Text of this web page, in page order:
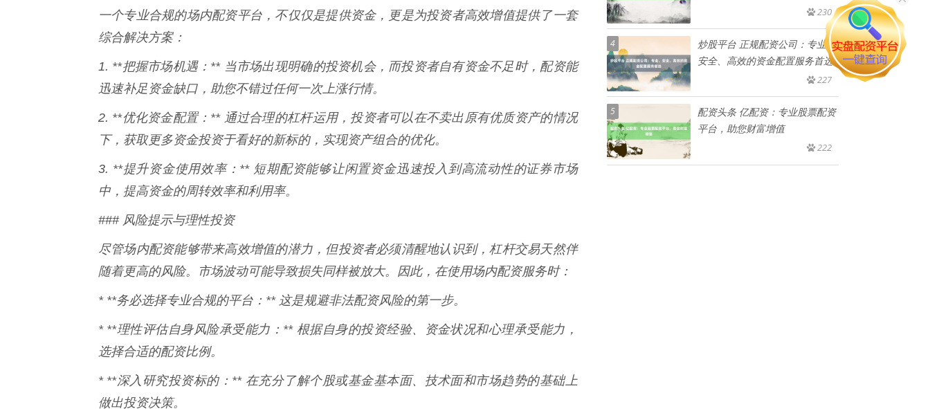
一个专业合规的场内配资平台，不仅仅是提供资金，更是为投资者高效增值提供了一套
综合解决方案：
1. **把握市场机遇：** 当市场出现明确的投资机会，而投资者自有资金不足时，配资能
迅速补足资金缺口，助您不错过任何一次上涨行情。
2. **优化资金配置：** 通过合理的杠杆运用，投资者可以在不卖出原有优质资产的情况
下，获取更多资金投资于看好的新标的，实现资产组合的优化。
3. **提升资金使用效率：** 短期配资能够让闲置资金迅速投入到高流动性的证券市场
中，提高资金的周转效率和利用率。
### 风险提示与理性投资
尽管场内配资能够带来高效增值的潜力，但投资者必须清醒地认识到，杠杆交易天然伴
随着更高的风险。市场波动可能导致损失同样被放大。因此，在使用场内配资服务时：
* **务必选择专业合规的平台：** 这是规避非法配资风险的第一步。
* **理性评估自身风险承受能力：** 根据自身的投资经验、资金状况和心理承受能力，
选择合适的配资比例。
* **深入研究投资标的：** 在充分了解个股或基金基本面、技术面和市场趋势的基础上
做出投资决策。
230
4
炒股平台 正规配资公司：专业、
安全、高效的资金配置服务首选
227
5
配资头条 亿配资：专业股票配资
平台，助您财富增值
222